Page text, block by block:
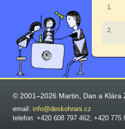
1.
2.
© 2001–2026 Martin, Dan a Klára
email: info@deskohrani.cz
telefon: +420 608 797 462; +420 775